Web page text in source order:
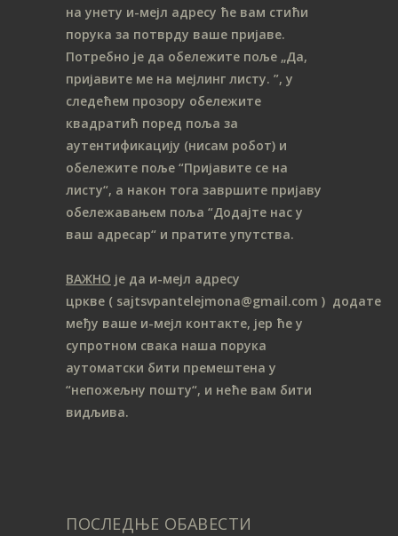
на унету и-мејл адресу ће вам стићи
порука за потврду ваше пријаве.
Потребно је да обележите поље „Да,
пријавите ме на мeјлинг листу. ”, у
следећем прозору обележите
квадратић поред поља за
аутентификацију (нисам робот) и
обележите поље “Пријавите се на
листу“, а након тога завршите пријаву
обележавањем поља “Додајте нас у
ваш адресар“ и пратите упутства.
ВАЖНО је да и-мејл адресу
цркве ( sajtsvpantelejmona@gmail.com ) додате
међу ваше и-мејл контакте, јер ће у
супротном свака наша порука
аутоматски бити премештена у
“непожељну пошту“, и неће вам бити
видљива.
ПОСЛЕДЊЕ ОБАВЕСТИ